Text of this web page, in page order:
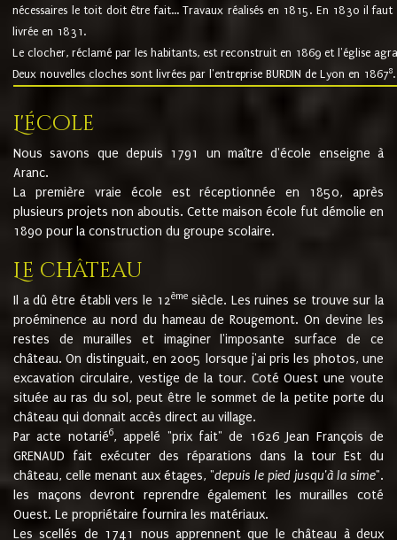
nécessaires le toit doit être fait... Travaux réalisés en 1815. En 1830 il
livrée en 1831.
Le clocher, réclamé par les habitants, est reconstruit en 1869 et l'église
Deux nouvelles cloches sont livrées par l'entreprise BURDIN de Lyon en 18678.
L'école
Nous savons que depuis 1791 un maître d'école enseigne à
Aranc.
La première vraie école est réceptionnée en 1850, après
plusieurs projets non aboutis. Cette maison école fut démolie en
1890 pour la construction du groupe scolaire.
Le château
Il a dû être établi vers le 12èmesiècle. Les ruines se trouve sur la
proéminence au nord du hameau de Rougemont. On devine les
restes de murailles et imaginer l'imposante surface de ce
château. On distinguait, en 2005 lorsque j'ai pris les photos, une
excavation circulaire, vestige de la tour. Coté Ouest une voute
située au ras du sol, peut être le sommet de la petite porte du
château qui donnait accès direct au village.
Par acte notarié6, appelé "prix fait" de 1626 Jean François de
GRENAUD fait exécuter des réparations dans la tour Est du
château, celle menant aux étages, "depuis le pied jusqu'à la sime".
les maçons devront reprendre également les murailles coté
Ouest. Le propriétaire fournira les matériaux.
Les scellés de 1741 nous apprennent que le château à deux